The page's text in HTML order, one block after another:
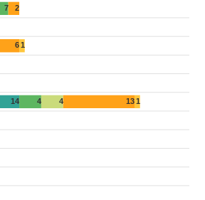
14
7
4 4
2
6
13
1
1